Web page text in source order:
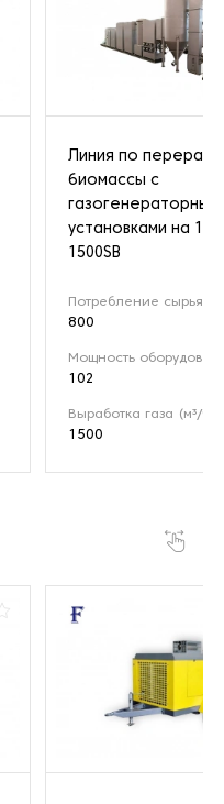
Линия по
биомассы с
установками на 1
1500SB
Потребление сырья
800
Мощность
102
Выработка газа (м³/ч)
1500